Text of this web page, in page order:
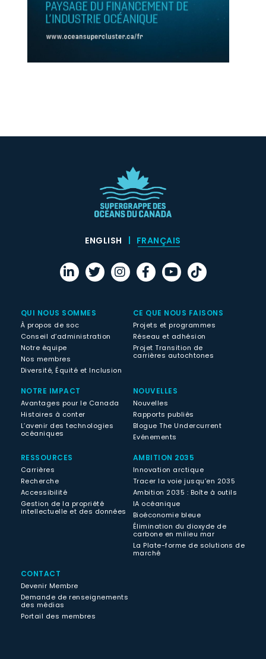
ENGLISH FRANÇAIS
QUI NOUS SOMMES
À propos de soc
Conseil d’administration
Notre équipe
Nos membres
Diversité, Équité et Inclusion
CE QUE NOUS FAISONS
Projets et programmes
Réseau et adhésion
Projet Transition de
carrières autochtones
NOTRE IMPACT
Avantages pour le Canada
Histoires à conter
L’avenir des technologies
océaniques
NOUVELLES
Nouvelles
Rapports publiés
Blogue The Undercurrent
Evénements
RESSOURCES
Carrières
Recherche
Accessibilité
Gestion de la propriété
intellectuelle et des données
AMBITION 2035
Innovation arctique
Tracer la voie jusqu’en 2035
Ambition 2035 : Boîte à outils
IA océanique
Bioéconomie bleue
Élimination du dioxyde de
carbone en milieu mar
La Plate-forme de solutions de
marché
CONTACT
Devenir Membre
Demande de renseignements
des médias
Portail des membres